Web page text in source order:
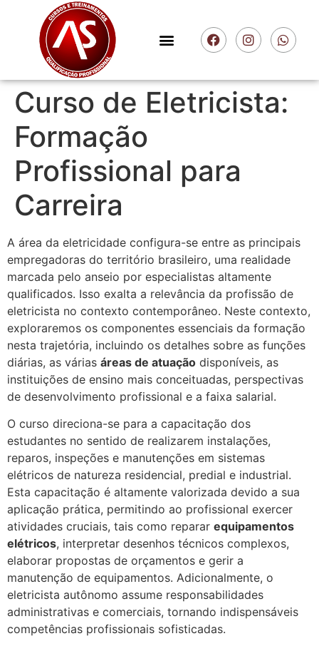
Curso de Eletricista:
Formação
Profissional para
Carreira
A área da eletricidade configura-se entre as principais
empregadoras do território brasileiro, uma realidade
marcada pelo anseio por especialistas altamente
qualificados. Isso exalta a relevância da profissão de
eletricista no contexto contemporâneo. Neste contexto,
exploraremos os componentes essenciais da formação
nesta trajetória, incluindo os detalhes sobre as funções
diárias, as várias áreas de atuação disponíveis, as
instituições de ensino mais conceituadas, perspectivas
de desenvolvimento profissional e a faixa salarial.
O curso direciona-se para a capacitação dos
estudantes no sentido de realizarem instalações,
reparos, inspeções e manutenções em sistemas
elétricos de natureza residencial, predial e industrial.
Esta capacitação é altamente valorizada devido a sua
aplicação prática, permitindo ao profissional exercer
atividades cruciais, tais como reparar equipamentos
elétricos, interpretar desenhos técnicos complexos,
elaborar propostas de orçamentos e gerir a
manutenção de equipamentos. Adicionalmente, o
eletricista autônomo assume responsabilidades
administrativas e comerciais, tornando indispensáveis
competências profissionais sofisticadas.